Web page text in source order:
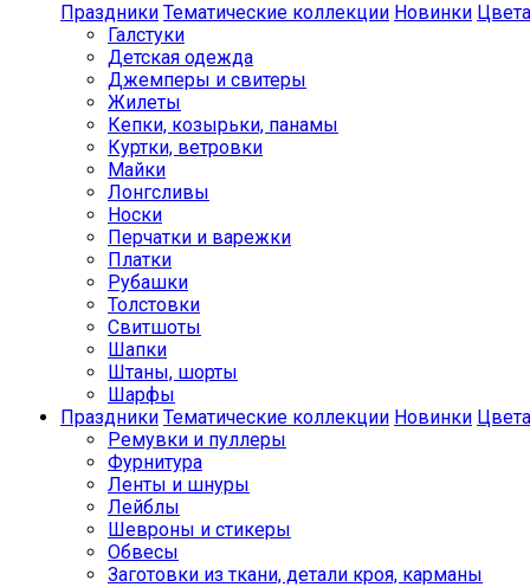
Праздники Тематические коллекции Новинки Цвета
Галстуки
Детская одежда
Джемперы и свитеры
Жилеты
Кепки, козырьки, панамы
Куртки, ветровки
Майки
Лонгсливы
Носки
Перчатки и варежки
Платки
Рубашки
Толстовки
Свитшоты
Шапки
Штаны, шорты
Шарфы
Праздники Тематические коллекции Новинки Цвета
Ремувки и пуллеры
Фурнитура
Ленты и шнуры
Лейблы
Шевроны и стикеры
Обвесы
Заготовки из ткани, детали кроя, карманы